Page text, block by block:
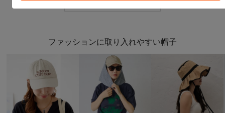
ファッションに取り入れやすい帽子